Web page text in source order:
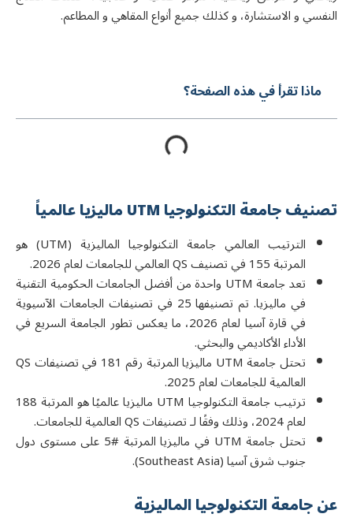
النفسي و الاستشارة، و كذلك جميع أنواع المقاهي و المطاعم.
ماذا تقرأ في هذه الصفحة؟
تصنيف جامعة التكنولوجيا UTM ماليزيا عالمياً
الترتيب العالميجامعة التكنولوجيا الماليزية(UTM) هو
المرتبة 155 في تصنيف QS العالمي للجامعات لعام 2026.
تعد جامعة UTM واحدة من أفضل الجامعات الحكومية التقنية
في مالیزیا. تم تصنيفها 25 في تصنيفات الجامعات الآسيوية
في قارة آسيا لعام 2026، ما يعكس تطور الجامعة السريع في
الأداء الأكاديمي والبحثي.
تحتل جامعة UTM ماليزيا المرتبة رقم 181 في تصنيفات QS
العالمية للجامعات لعام 2025.
ترتيب جامعة التكنولوجيا UTM ماليزيا عالميًا هو المرتبة 188
لعام 2024، وذلك وفقًا لـ تصنيفات QS العالمية للجامعات.
تحتل جامعة UTM في ماليزيا المرتبة #5 على مستوى دول
جنوب شرق آسيا (Southeast Asia).
عن جامعة التكنولوجيا الماليزية